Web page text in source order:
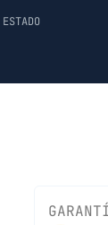
ESTADO